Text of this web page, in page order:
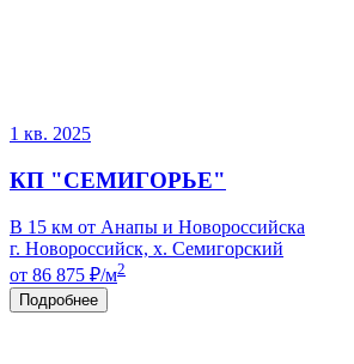
1 кв. 2025
КП "СЕМИГОРЬЕ"
В 15 км от Анапы и Новороссийска
г. Новороссийск, х. Семигорский
от 86 875 ₽/м2
Подробнее